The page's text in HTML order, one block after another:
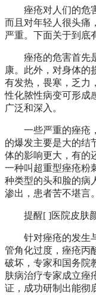
痤疮对人们的危害
而且对年轻人很头痛
严重。下面关于到底
痤疮的危害首先是
康。此外，对身体的
有发热，畏寒，乏力
性化脓性病变可形成
广泛和深入。
一些严重的痤疮，
的爆发主要是大的结
体的影响更大，有的
一种叫超重型痤疮粉
种类型的头和脸的病
渗出，患者苦不堪言。
提醒[ ]医院皮肤颜
针对痤疮的发生与
管角化过度，痤疮丙
破坏，专家和国务院
肤病治疗专家成立痤
证，成功研制出能彻